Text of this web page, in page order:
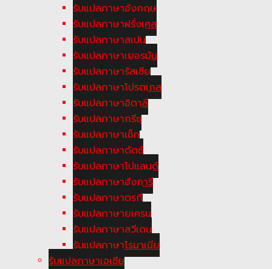
รับแปลภาษาอังกฤษ
รับแปลภาษาฝรั่งเศส
รับแปลภาษาสเปน
รับแปลภาษาเยอรมัน
รับแปลภาษารัสเซีย
รับแปลภาษาโปรตุเกส
รับแปลภาษาอิตาลี
รับแปลภาษากรีซ
รับแปลภาษาเช็ก
รับแปลภาษาดัตซ์
รับแปลภาษาโปแลนด์
รับแปลภาษาฮังการี
รับแปลภาษาตูรกี
รับแปลภาษายูเครน
รับแปลภาษาสวีเดน
รับแปลภาษาโรมาเนีย
รับแปลภาษาเอเซีย